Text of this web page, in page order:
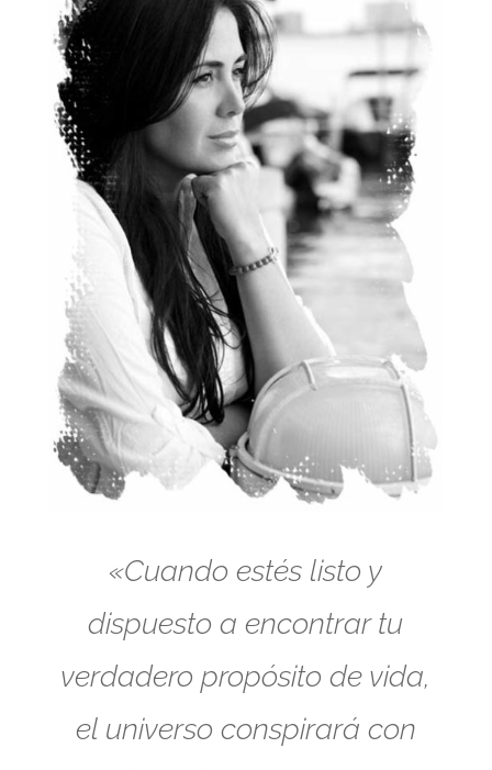
«Cuando estés listo y
dispuesto a encontrar tu
verdadero propósito de vida,
el universo conspirará con